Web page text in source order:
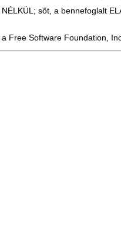
sőt, a bennefoglalt
Software Foundation,